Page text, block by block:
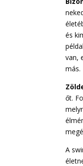
és
van,
más.
őt.
A